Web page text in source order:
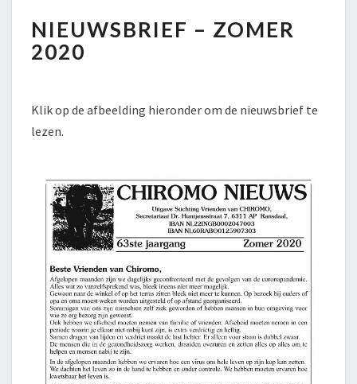
–
ZOMER
2020
NIEUWSBRIEF – ZOMER
2020
Klik op de afbeelding hieronder om de nieuwsbrief te
lezen.